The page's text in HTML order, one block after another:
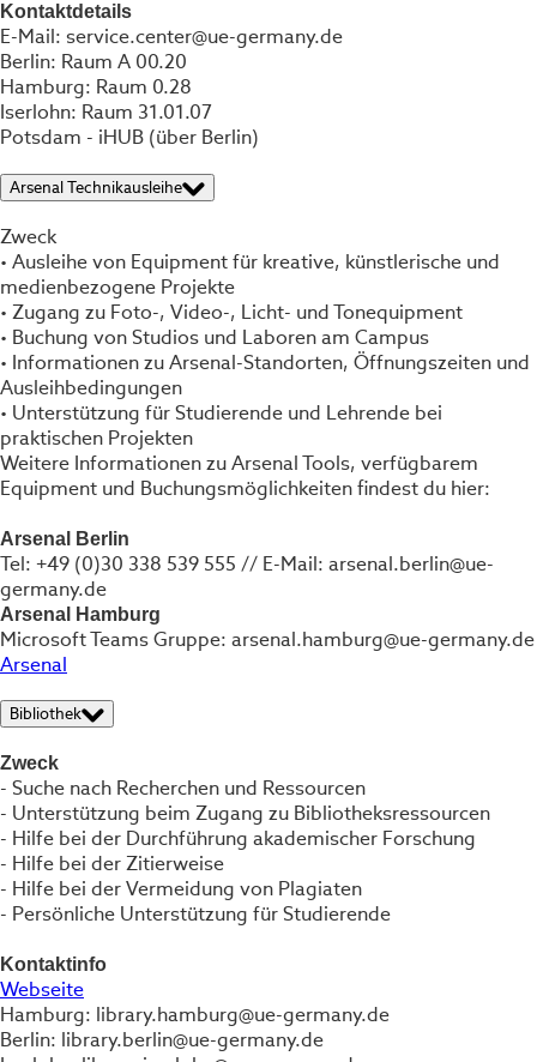
Kontaktdetails
E-Mail: service.center@ue-germany.de
Berlin: Raum A 00.20
Hamburg: Raum 0.28
Iserlohn: Raum 31.01.07
Potsdam - iHUB (über Berlin)
Arsenal Technikausleihe
Zweck
• Ausleihe von Equipment für kreative, künstlerische und
medienbezogene Projekte
• Zugang zu Foto-, Video-, Licht- und Tonequipment
• Buchung von Studios und Laboren am Campus
• Informationen zu Arsenal-Standorten, Öffnungszeiten und
Ausleihbedingungen
• Unterstützung für Studierende und Lehrende bei
praktischen Projekten
Weitere Informationen zu Arsenal Tools, verfügbarem
Equipment und Buchungsmöglichkeiten findest du hier:
Arsenal Berlin
Tel: +49 (0)30 338 539 555 // E-Mail: arsenal.berlin@ue-
germany.de
Arsenal Hamburg
Microsoft Teams Gruppe: arsenal.hamburg@ue-germany.de
Arsenal
Bibliothek
Zweck
- Suche nach Recherchen und Ressourcen
- Unterstützung beim Zugang zu Bibliotheksressourcen
- Hilfe bei der Durchführung akademischer Forschung
- Hilfe bei der Zitierweise
- Hilfe bei der Vermeidung von Plagiaten
- Persönliche Unterstützung für Studierende
Kontaktinfo
Webseite
Hamburg: library.hamburg@ue-germany.de
Berlin: library.berlin@ue-germany.de